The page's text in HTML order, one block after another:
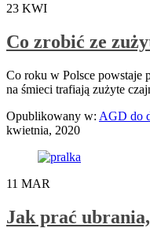
23 KWI
Co zrobić ze
Co roku w Polsce powstaje
na śmieci trafiają zużyte
Opublikowany w: AGD do
kwietnia, 2020
11 MAR
Jak prać ubrania,